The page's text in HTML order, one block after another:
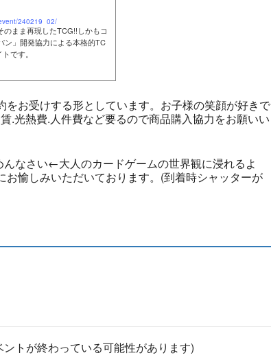
240219_02/
のまま再現したTCG!!しかもコ
ン」開発協力による本格的TC
です。
お受けする形としています。お子様の笑顔が好きで
.光熱費.人件費など要るので商品購入協力をお願いい
なさい←大人のカードゲームの世界観に浸れるよ
愉しみいただいております。(到着時シャッターが
トが終わっている可能性があります)